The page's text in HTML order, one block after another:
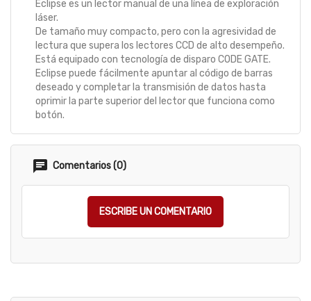
Eclipse es un lector manual de una línea de exploración
láser.
De tamaño muy compacto, pero con la agresividad de
lectura que supera los lectores CCD de alto desempeño.
Está equipado con tecnología de disparo CODE GATE.
Eclipse puede fácilmente apuntar al código de barras
deseado y completar la transmisión de datos hasta
oprimir la parte superior del lector que funciona como
botón.
Comentarios (0)
ESCRIBE UN COMENTARIO